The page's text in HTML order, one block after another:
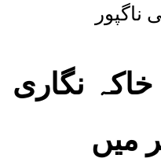
ناگپور
نگاری
میں